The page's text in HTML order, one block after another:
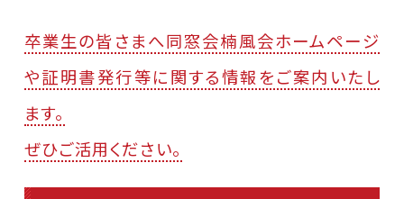
卒業生の皆さまへ同窓会楠風会ホームページ
や証明書発行等に関する情報をご案内いたし
ます。
ぜひご活用ください。